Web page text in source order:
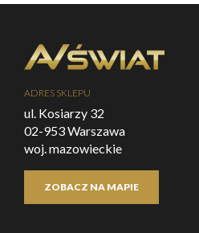
ADRES SKLEPU
ul. Kosiarzy 32
02-953 Warszawa
woj. mazowieckie
ZOBACZ NA MAPIE